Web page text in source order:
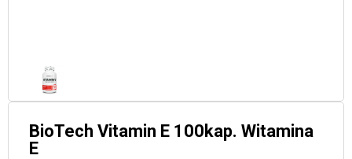
BioTech Vitamin E 100kap. Witamina
E